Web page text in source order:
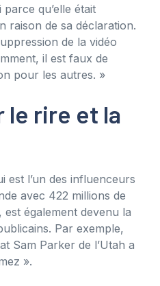
qu’elle était
raison de sa déclaration.
de la vidéo
il est faux de
pour les autres. »
le rire et la
est l’un des influenceurs
avec 422 millions de
également devenu la
Par exemple,
Sam Parker de l’Utah a
».